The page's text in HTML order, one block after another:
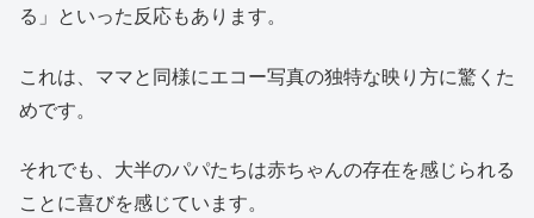
る」といった反応もあります。
これは、ママと同様にエコー写真の独特な映り方に驚くた
めです。
それでも、大半のパパたちは赤ちゃんの存在を感じられる
ことに喜びを感じています。